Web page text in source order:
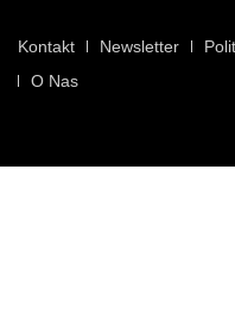
Kontakt Newsletter
O Nas